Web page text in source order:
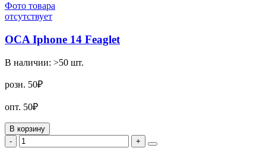
Фото товара
отсутствует
OCA Iphone 14 Feaglet
В наличии: >50 шт.
розн. 50₽
опт. 50₽
В корзину
-
+